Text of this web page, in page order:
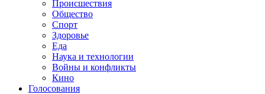
Происшествия
Общество
Спорт
Здоровье
Еда
Наука и технологии
Войны и конфликты
Кино
Голосования